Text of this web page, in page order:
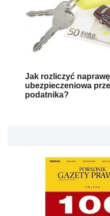
Jak rozliczyć
ubezpieczeniowa
podatnika?